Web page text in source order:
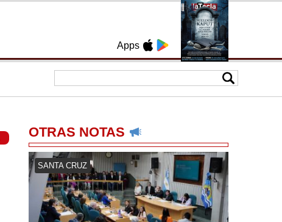
Apps
OTRAS NOTAS
SANTA CRUZ